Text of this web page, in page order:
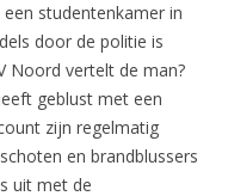
studentenkamer in
door de politie is
Noord vertelt de man?
geblust met een
zijn regelmatig
en brandblussers
uit met de